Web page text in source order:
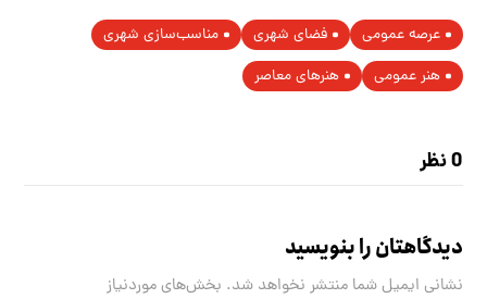
عرصه عمومی فضای شهری
مناسب‌سازی شهری
هنر عمومی
هنرهای معاصر
0 نظر
دیدگاهتان را بنویسید
نشانی ایمیل شما منتشر نخواهد شد. بخش‌های موردنیاز